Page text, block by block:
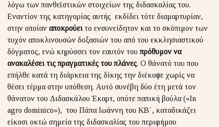
λόγω των πανθεϊστικών στοιχείων της διδασκαλίας του.
Εναντίον της κατηγορίας αυτής εκδίδει τότε διαμαρτυρίαν,
στην οποίαν αποκρούειτο ενσυνείδητον και το σκόπιμον των
τυχόν αποκλινουσών δοξασιών του από του εκκλησιαστικού
δόγματος, ενώ κηρύσσει τον εαυτόν τουπρόθυμον να
ανακαλέσει τις πραγματικές του πλάνες. Ο θάνατό του που
επήλθε κατά τη διάρκεια της δίκης την διέκοψε χωρίς να
θέσει τέρμα στην υπόθεση. Αυτό συνέβη δύο έτη μετά τον
θάνατον του Διδασκάλου Έκαρτ, οπότε παπική βούλα («In
agro dominico»), του Πάπα Ιωάννη του ΚΒ΄, καταδικάζει
είκοσι οκτώ σημεία της διδασκαλίας του περιφήμου